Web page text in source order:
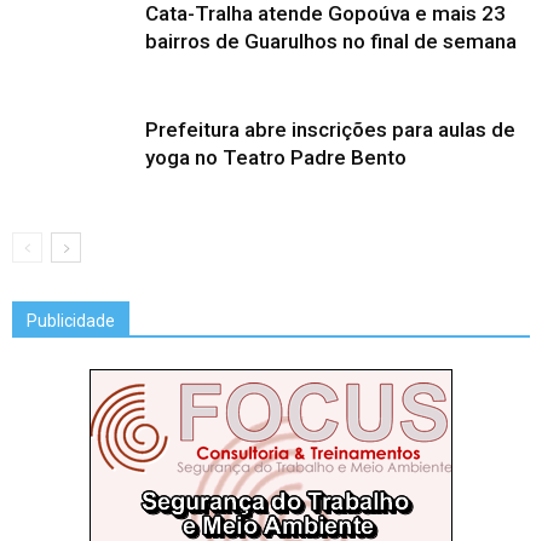
Cata-Tralha atende Gopoúva e mais 23
bairros de Guarulhos no final de semana
Prefeitura abre inscrições para aulas de
yoga no Teatro Padre Bento
Publicidade